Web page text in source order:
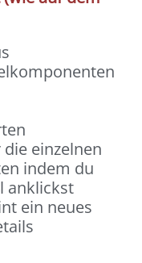
einzelnen
indem du
anklickst
ein neues